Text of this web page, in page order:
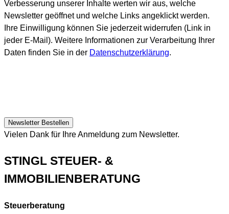
Verbesserung unserer Inhalte werten wir aus, welche
Newsletter geöffnet und welche Links angeklickt werden.
Ihre Einwilligung können Sie jederzeit widerrufen (Link in
jeder E-Mail). Weitere Informationen zur Verarbeitung Ihrer
Daten finden Sie in der Datenschutzerklärung.
Vielen Dank für Ihre Anmeldung zum Newsletter.
STINGL STEUER- &
IMMOBILIENBERATUNG
Steuerberatung